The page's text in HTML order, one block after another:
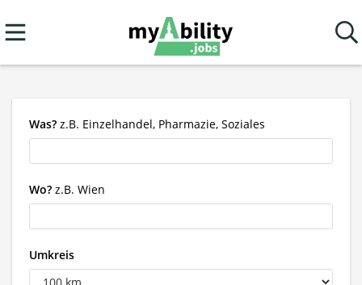
Was? z.B. Einzelhandel, Pharmazie, Soziales
Wo? z.B. Wien
Umkreis